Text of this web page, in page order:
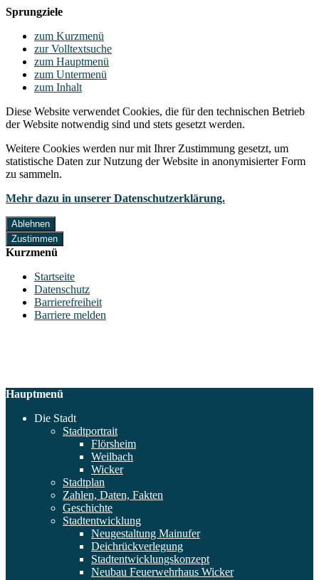
Sprungziele
zum Kurzmenü
zur Volltextsuche
zum Hauptmenü
zum Untermenü
zum Inhalt
Diese Website verwendet Cookies, die für den technischen Betrieb
der Website notwendig sind und stets gesetzt werden.
Weitere Cookies werden nur mit Ihrer Zustimmung gesetzt, um
statistische Daten zur Nutzung der Website in anonymisierter Form
zu sammeln.
Mehr dazu in unserer Datenschutzerklärung.
Ablehnen
Zustimmen
Kurzmenü
Startseite
Datenschutz
Barrierefreiheit
Barriere melden
Hauptmenü
Die Stadt
Stadtportrait
Flörsheim
Weilbach
Wicker
Stadtplan
Zahlen, Daten, Fakten
Geschichte
Stadtentwicklung
Neugestaltung Mainufer
Deichrückverlegung
Stadtentwicklungskonzept
Neubau Feuerwehrhaus Wicker